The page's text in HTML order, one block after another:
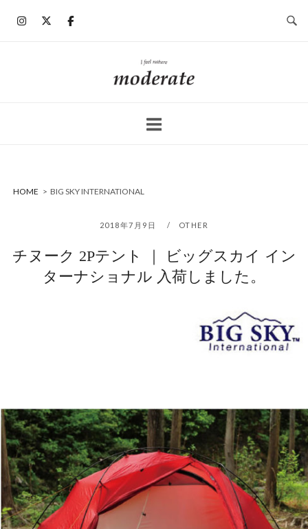
ホ
ー
HOME > BIG SKY INTERNATIONAL
2018年7月9日 OTHER
チヌーク 2Pテント ｜ ビッグスカイ イン
ターナショナル 入荷しました。